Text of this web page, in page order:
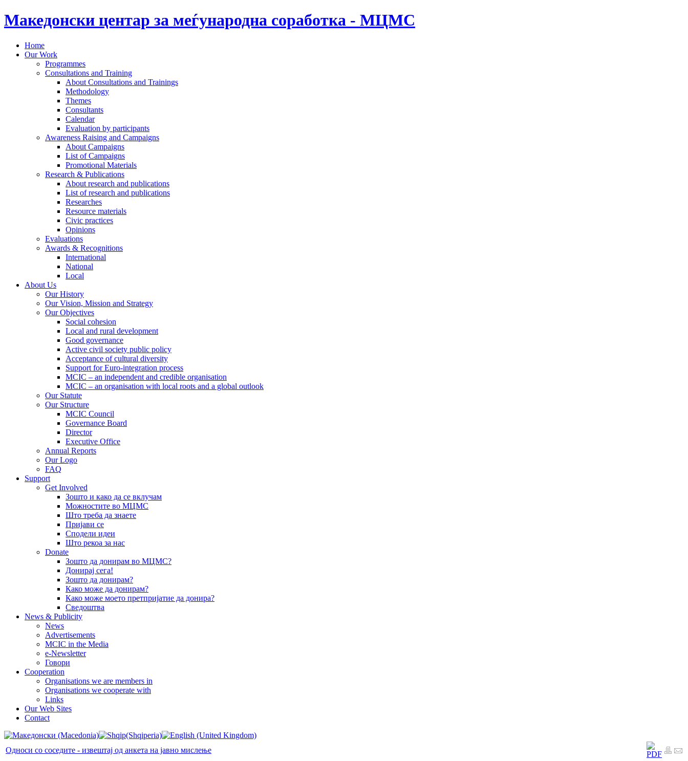
Македонски центар за меѓународна соработка - МЦМС
Home
Our Work
Programmes
Consultations and Training
About Consultations and Trainings
Methodology
Themes
Consultants
Calendar
Evaluation by participants
Awareness Raising and Campaigns
About Campaigns
List of Campaigns
Promotional Materials
Research & Publications
About research and publications
List of research and publications
Researches
Resource materials
Civic practices
Opinions
Evaluations
Awards & Recognitions
International
National
Local
About Us
Our History
Our Vision, Mission and Strategy
Our Objectives
Social cohesion
Local and rural development
Good governance
Active civil society public policy
Acceptance of cultural diversity
Support for Euro-integration process
MCIC – an independent and credible organisation
MCIC – an organisation with local roots and a global outlook
Our Statute
Our Structure
MCIC Council
Governance Board
Director
Executive Office
Annual Reports
Our Logo
FAQ
Support
Get Involved
Зошто и како да се вклучам
Можностите во МЦМС
Што треба да знаете
Пријави се
Сподели идеи
Што рекоа за нас
Donate
Зошто да донирам во МЦМС?
Донирај сега!
Зошто да донирам?
Како може да донирам?
Како може моето претпријатие да донира?
Сведоштва
News & Publicity
News
Advertisements
MCIC in the Media
e-Newsletter
Говори
Cooperation
Organisations we are members in
Organisations we cooperate with
Links
Our Web Sites
Contact
Односи со соседите - извештај од анкета на јавно мислење